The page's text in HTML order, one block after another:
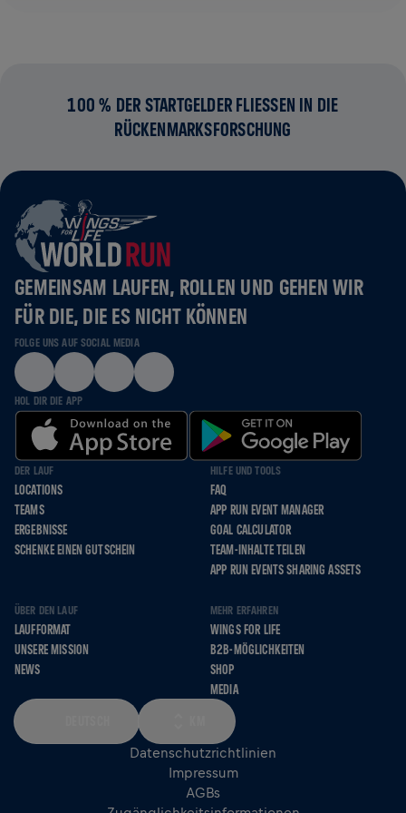
100 % DER STARTGELDER FLIESSEN IN DIE R
ÜCKENMARKSFORSCHUNG
GEMEINSAM LAUFEN, ROLLEN UND GEHEN WIR
FÜR DIE, DIE ES NICHT KÖNNEN
FOLGE UNS AUF SOCIAL MEDIA
HOL DIR DIE APP
DER LAUF
LOCATIONS
TEAMS
ERGEBNISSE
SCHENKE EINEN GUTSCHEIN
HILFE UND TOOLS
FAQ
APP RUN EVENT MANAGER
GOAL CALCULATOR
TEAM-INHALTE TEILEN
APP RUN EVENTS SHARING ASSETS
ÜBER DEN LAUF
LAUFFORMAT
UNSERE MISSION
NEWS
MEHR ERFAHREN
WINGS FOR LIFE
B2B-MÖGLICHKEITEN
SHOP
MEDIA
Datenschutzrichtlinien
Impressum
AGBs